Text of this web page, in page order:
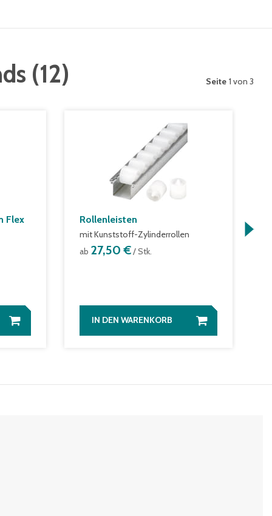
(12) Seite 1 von 3
Flex Rollenleisten
mit Kunststoff-Zylinderrollen
ab 27,50 €/ Stk.
IN DEN WARENKORB